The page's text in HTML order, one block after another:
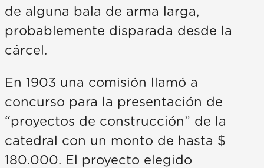
de alguna bala de arma larga,
probablemente disparada desde la
cárcel.
En 1903 una comisión llamó a
concurso para la presentación de
“proyectos de construcción” de la
catedral con un monto de hasta $
180.000. El proyecto elegido